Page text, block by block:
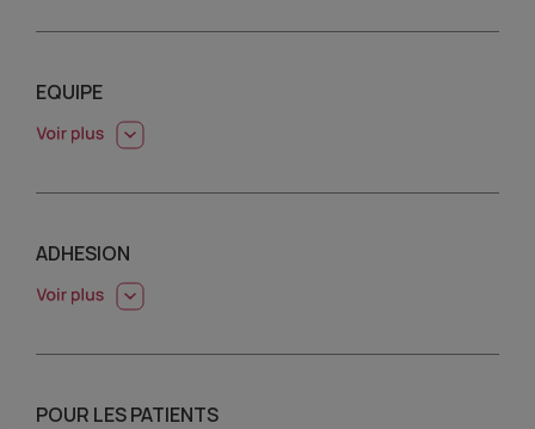
EQUIPE
ADHESION
POUR LES PATIENTS